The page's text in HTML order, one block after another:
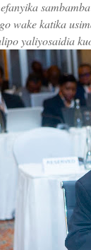
wake katika
yaliyosaidia